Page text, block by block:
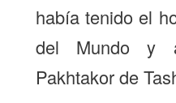
había tenido el
del Mundo y
Pakhtakor de